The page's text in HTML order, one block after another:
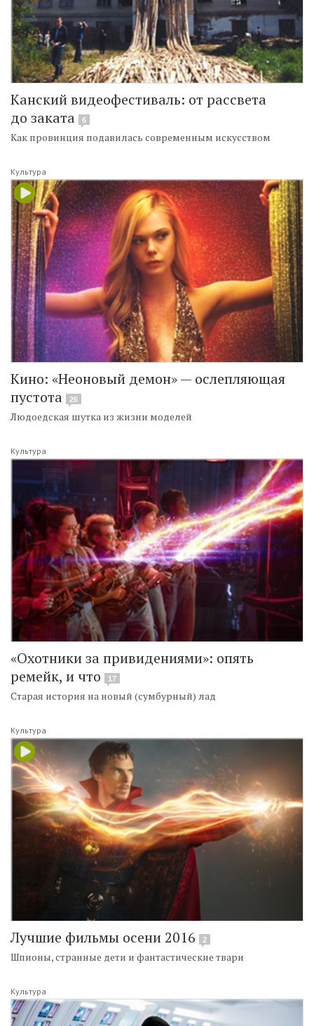
Канский видеофестиваль: от рассвета
до заката
6
Как провинция подавилась современным искусством
Культура
Кино: «Неоновый демон» — ослепляющая
пустота
26
Людоедская шутка из жизни моделей
Культура
«Охотники за привидениями»: опять
ремейк, и что
17
Старая история на новый (сумбурный) лад
Культура
Лучшие фильмы осени 2016 2
Шпионы, странные дети и фантастические твари
Культура